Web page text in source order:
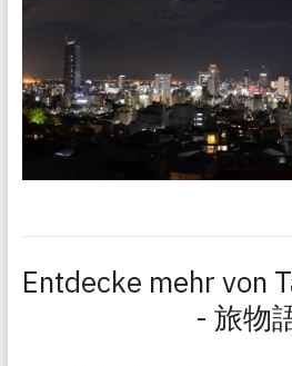
Entdecke mehr von
- 旅物